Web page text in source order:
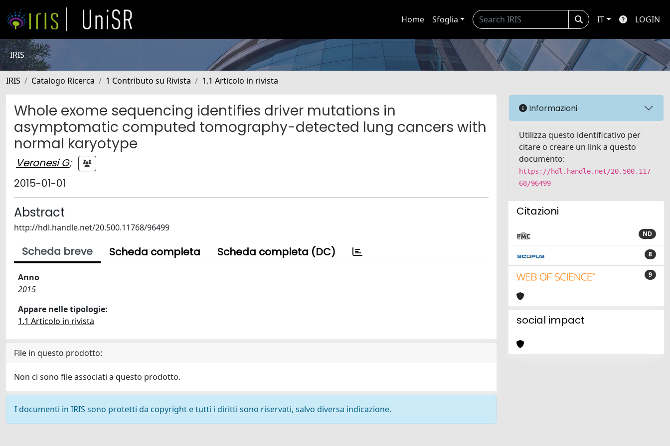
Home Sfoglia IT LOGIN
IRIS
IRIS Catalogo Ricerca 1 Contributo su Rivista 1.1 Articolo in rivista
Whole exome sequencing identifies driver mutations in
asymptomatic computed tomography-detected lung cancers with
normal karyotype
Veronesi G;
2015-01-01
Abstract
http://hdl.handle.net/20.500.11768/96499
Scheda breve Scheda completa Scheda completa (DC)
Anno
2015
Appare nelle tipologie:
1.1 Articolo in rivista
File in questo prodotto:
Non ci sono file associati a questo prodotto.
I documenti in IRIS sono protetti da copyright e tutti i diritti sono riservati, salvo diversa indicazione.
Informazioni
Utilizza questo identificativo per
citare o creare un link a questo
documento:
https://hdl.handle.net/20.500.117
68/96499
Citazioni
ND
8
9
social impact